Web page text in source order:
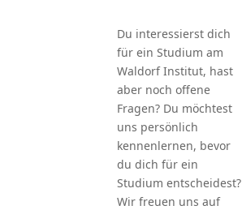
Du interessierst dich
für ein Studium am
Waldorf Institut, hast
aber noch offene
Fragen? Du möchtest
uns persönlich
kennenlernen, bevor
du dich für ein
Studium entscheidest?
Wir freuen uns auf